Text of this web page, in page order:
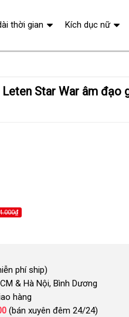
phí ship)
& Hà Nội, Bình Dương
hàng
(bán xuyên đêm 24/24)
thời gian Kích dục nữ